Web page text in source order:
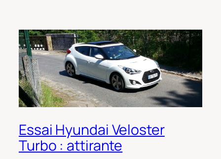
Essai Hyundai Veloster
Turbo : attirante